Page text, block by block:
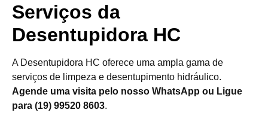
Serviços da
Desentupidora HC
A Desentupidora HC oferece uma ampla gama de
serviços de limpeza e desentupimento hidráulico.
Agende uma visita pelo nosso WhatsApp ou Ligue
para (19) 99520 8603.